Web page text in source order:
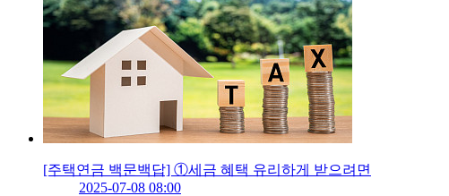
[주택연금 백문백답] ①세금 혜택 유리하게 받으려면
2025-07-08 08:00